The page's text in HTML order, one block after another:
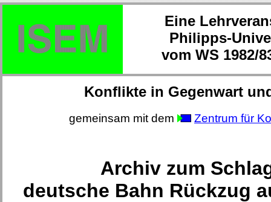
Eine
Philipps-
vom WS 1982/
Konflikte in Gegenwart
gemeinsam mit dem Zentrum für
Archiv zum
deutsche Bahn Rückzug